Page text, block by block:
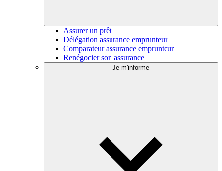
Assurer un prêt
Délégation assurance emprunteur
Comparateur assurance emprunteur
Renégocier son assurance
Je m'informe